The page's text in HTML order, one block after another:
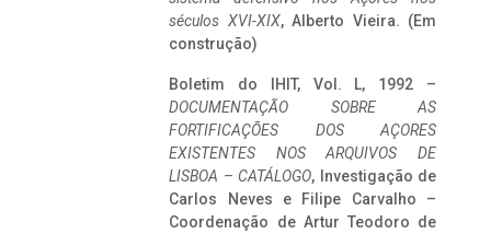
séculos XVI-XIX, Alberto Vieira. (Em
construção)
Boletim do IHIT, Vol. L, 1992 –
DOCUMENTAÇÃO SOBRE AS
FORTIFICAÇÕES DOS AÇORES
EXISTENTES NOS ARQUIVOS DE
LISBOA – CATÁLOGO, Investigação de
Carlos Neves e Filipe Carvalho –
Coordenação de Artur Teodoro de